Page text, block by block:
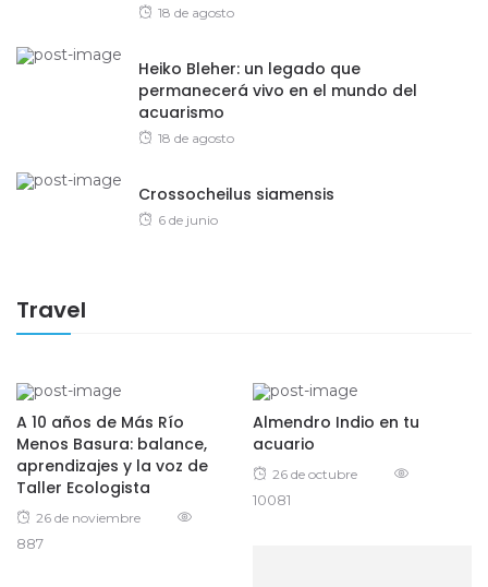
Posted
18 de agosto
Heiko Bleher: un legado que
permanecerá vivo en el mundo del
acuarismo
Posted
18 de agosto
Crossocheilus siamensis
Posted
6 de junio
Travel
A 10 años de Más Río
Menos Basura: balance,
aprendizajes y la voz de
Taller Ecologista
Posted
on
26 de noviembre
887
Almendro Indio en tu
acuario
Posted
on
26 de octubre
10081